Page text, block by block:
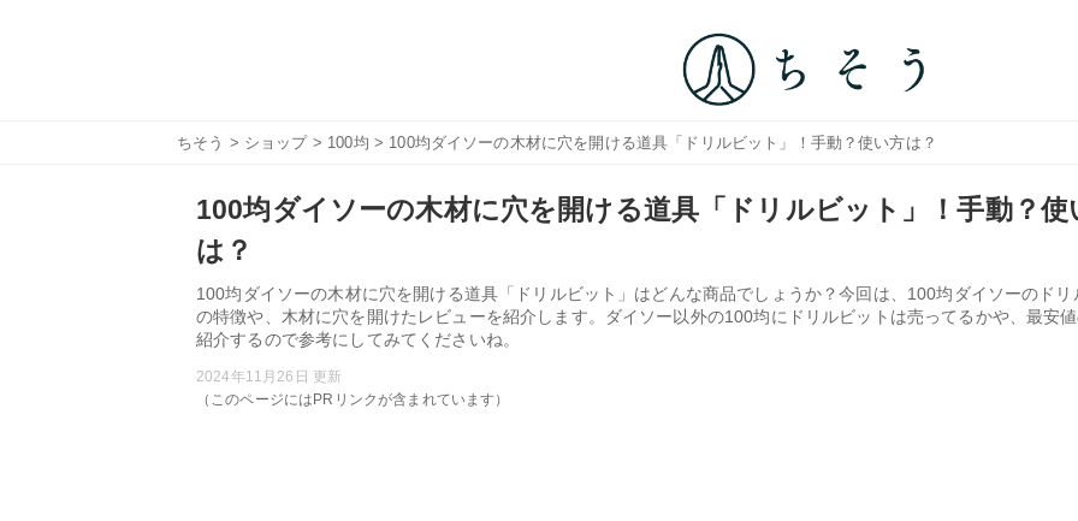
ちそう > ショップ> 100均 > 100均ダイソーの木材に穴を開ける道具「ドリルビット」！手動？使い方は？
100均ダイソーの木材に穴を開ける道具「ドリルビット」！手動？使
は？
100均ダイソーの木材に穴を開ける道具「ドリルビット」はどんな商品でしょうか？今回は、100均ダイソーのドリ
の特徴や、木材に穴を開けたレビューを紹介します。ダイソー以外の100均にドリルビットは売ってるかや、最安
紹介するので参考にしてみてくださいね。
2024年11月26日 更新
（このページにはPRリンクが含まれています）